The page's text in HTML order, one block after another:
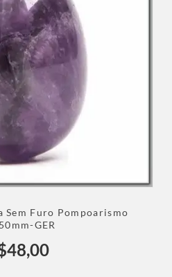
Sem Furo Pompoarismo
GER
48,00